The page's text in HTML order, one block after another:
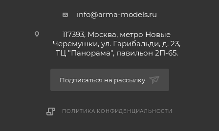
info@arma-models.ru
117393, Москва, метро Новые
Черемушки, ул. Гарибальди, д. 23,
ТЦ "Панорама", павильон 2П-65.
Подписаться на рассылку
ПОЛИТИКА КОНФИДЕНЦИАЛЬНОСТИ